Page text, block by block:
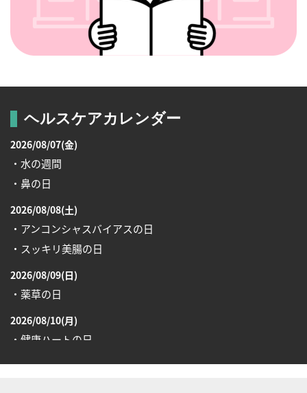
ヘルスケアカレンダー
2026/08/07(金)
・水の週間
・鼻の日
2026/08/08(土)
・アンコンシャスバイアスの日
・スッキリ美腸の日
2026/08/09(日)
・薬草の日
2026/08/10(月)
・健康ハートの日